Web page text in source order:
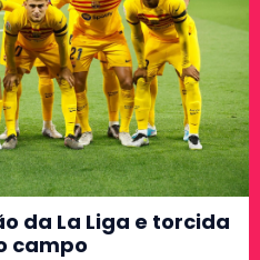
da La Liga e torcida
campo